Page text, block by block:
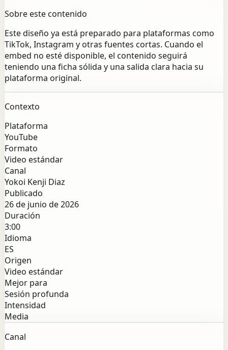
Sobre este contenido
Este diseño ya está preparado para plataformas como
TikTok, Instagram y otras fuentes cortas. Cuando el
embed no esté disponible, el contenido seguirá
teniendo una ficha sólida y una salida clara hacia su
plataforma original.
Contexto
Plataforma
YouTube
Formato
Video estándar
Canal
Yokoi Kenji Diaz
Publicado
26 de junio de 2026
Duración
3:00
Idioma
ES
Origen
Video estándar
Mejor para
Sesión profunda
Intensidad
Media
Canal